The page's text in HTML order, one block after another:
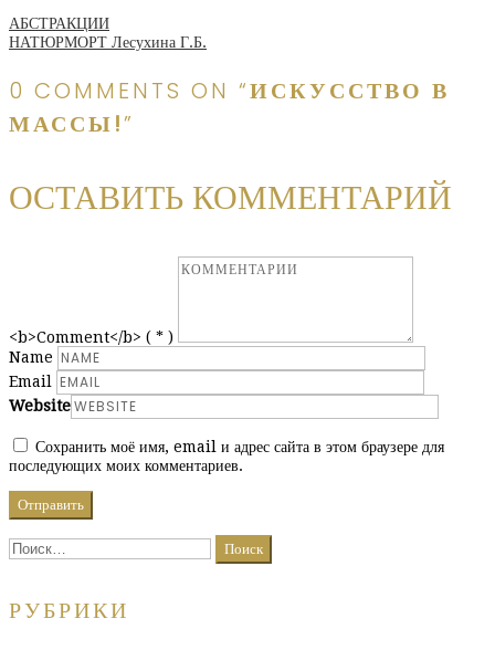
Навигация
по
записям
АБСТРАКЦИИ
НАТЮРМОРТ Лесухина Г.Б.
0 COMMENTS ON “ИСКУССТВО В
МАССЫ!”
ОСТАВИТЬ КОММЕНТАРИЙ
<b>Comment</b> ( * )
Name
Email
Website
Сохранить моё имя, email и адрес сайта в этом браузере для
последующих моих комментариев.
Найти:
РУБРИКИ